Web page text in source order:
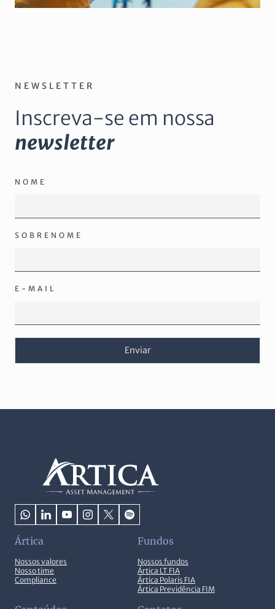
NEWSLETTER
Inscreva-se em nossa
newsletter
NOME
SOBRENOME
E-MAIL
Enviar
Ártica
Nossos valores
Nosso time
Compliance
Fundos
Nossos fundos
Ártica LT FIA
Ártica Polaris FIA
Ártica Previdência FIM